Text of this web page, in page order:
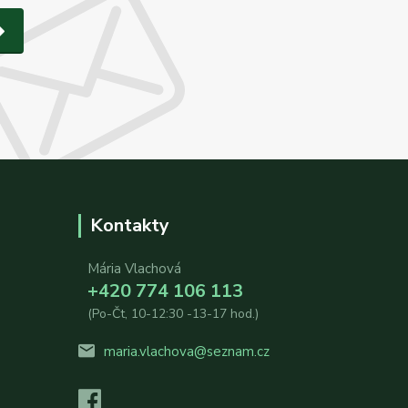
Kontakty
Mária Vlachová
+420 774 106 113
(Po-Čt, 10-12:30 -13-17 hod.)
maria.vlachova@seznam.cz